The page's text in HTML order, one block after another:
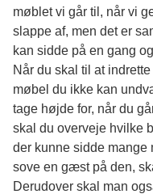
møblet vi går til, når vi
slappe af, men det er
kan sidde på en gang
Når du skal til at
møbel du ikke kan
tage højde for, når du
skal du overveje hvilke
der kunne sidde mange
sove en gæst på den,
Derudover skal man